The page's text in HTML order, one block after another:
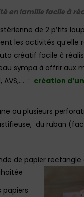
en famille facile à
de 2 p’tits
les activités qu’elle
créatif facile à
sympa à offrir aux
AVS,…. : création
ou plusieurs
du ruban
de papier rectangle
papiers